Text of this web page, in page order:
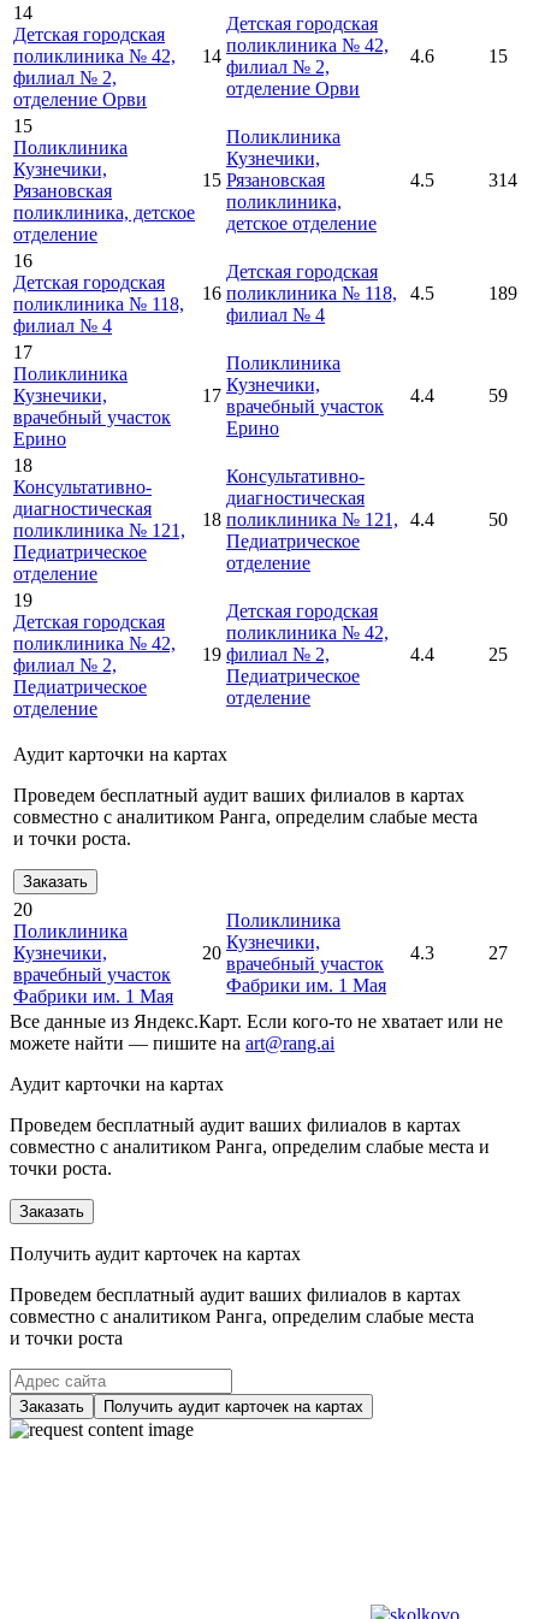
14
Детская городская
поликлиника № 42,
филиал № 2,
отделение Орви
14
Детская городская
поликлиника № 42,
филиал № 2,
отделение Орви
4.6 15
15
Поликлиника
Кузнечики,
Рязановская
поликлиника, детское
отделение
15
Поликлиника
Кузнечики,
Рязановская
поликлиника,
детское отделение
4.5 314
16
Детская городская
поликлиника № 118,
филиал № 4
16
Детская городская
поликлиника № 118,
филиал № 4
4.5 189
17
Поликлиника
Кузнечики,
врачебный участок
Ерино
17
Поликлиника
Кузнечики,
врачебный участок
Ерино
4.4 59
18
Консультативно-
диагностическая
поликлиника № 121,
Педиатрическое
отделение
18
Консультативно-
диагностическая
поликлиника № 121,
Педиатрическое
отделение
4.4 50
19
Детская городская
поликлиника № 42,
филиал № 2,
Педиатрическое
отделение
19
Детская городская
поликлиника № 42,
филиал № 2,
Педиатрическое
отделение
4.4 25
Аудит карточки на картах
Проведем бесплатный аудит ваших филиалов в картах
совместно с аналитиком Ранга, определим слабые места
и точки роста.
Заказать
20
Поликлиника
Кузнечики,
врачебный участок
Фабрики им. 1 Мая
20
Поликлиника
Кузнечики,
врачебный участок
Фабрики им. 1 Мая
4.3 27
Все данные из Яндекс.Карт. Если кого-то не хватает или не
можете найти — пишите на art@rang.ai
Аудит карточки на картах
Проведем бесплатный аудит ваших филиалов в картах
совместно с аналитиком Ранга, определим слабые места и
точки роста.
Заказать
Получить аудит карточек на картах
Проведем бесплатный аудит ваших филиалов в картах
совместно с аналитиком Ранга, определим слабые места
и точки роста
Заказать Получить аудит карточек на картах